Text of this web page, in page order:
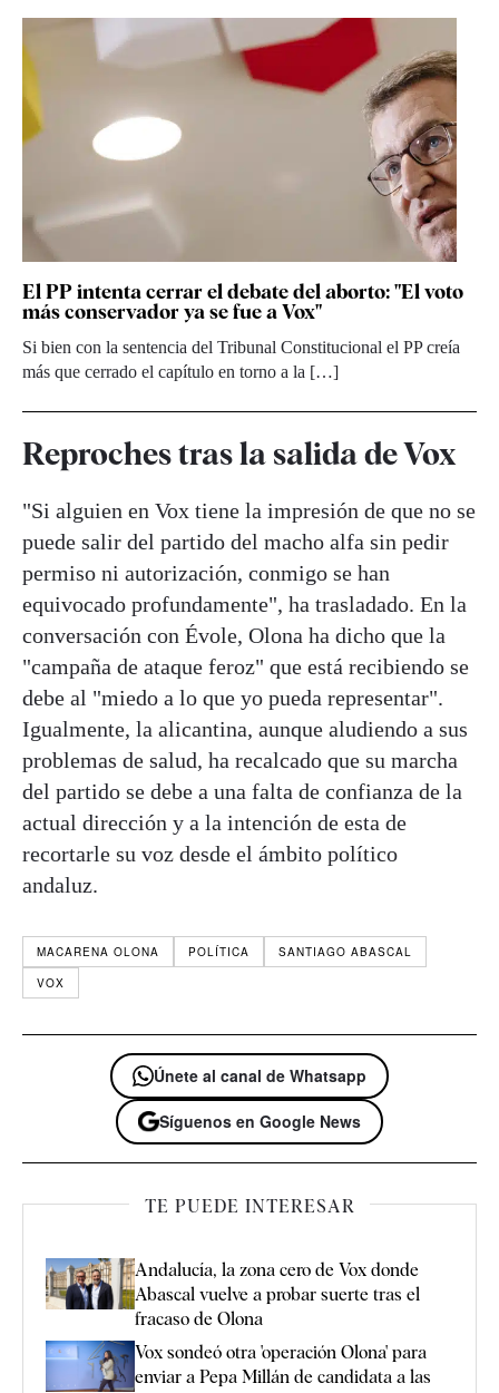
El PP intenta cerrar el debate del aborto: "El voto
más conservador ya se fue a Vox"
Si bien con la sentencia del Tribunal Constitucional el PP creía
más que cerrado el capítulo en torno a la […]
Reproches tras la salida de Vox
"Si alguien en Vox tiene la impresión de que no se
puede salir del partido del macho alfa sin pedir
permiso ni autorización, conmigo se han
equivocado profundamente", ha trasladado. En la
conversación con Évole, Olona ha dicho que la
"campaña de ataque feroz" que está recibiendo se
debe al "miedo a lo que yo pueda representar".
Igualmente, la alicantina, aunque aludiendo a sus
problemas de salud, ha recalcado que su marcha
del partido se debe a una falta de confianza de la
actual dirección y a la intención de esta de
recortarle su voz desde el ámbito político
andaluz.
MACARENA OLONA POLÍTICA
SANTIAGO ABASCAL
VOX
Únete al canal de Whatsapp
Síguenos en Google News
TE PUEDE INTERESAR
Andalucía, la zona cero de Vox donde
Abascal vuelve a probar suerte tras el
fracaso de Olona
Vox sondeó otra 'operación Olona' para
enviar a Pepa Millán de candidata a las